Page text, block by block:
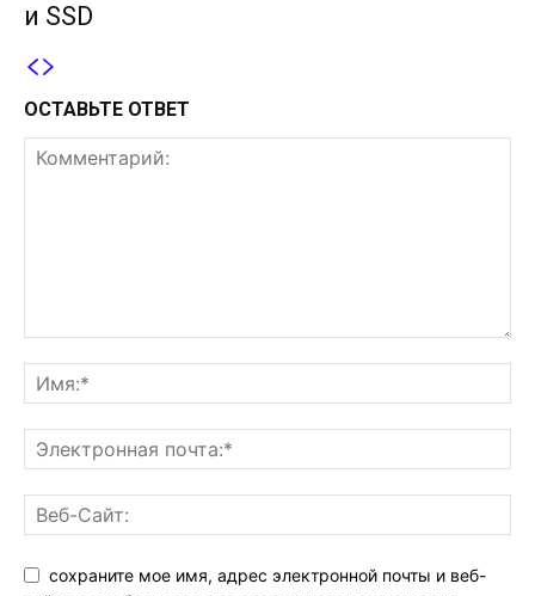
и SSD
ОСТАВЬТЕ ОТВЕТ
сохраните мое имя, адрес электронной почты и веб-